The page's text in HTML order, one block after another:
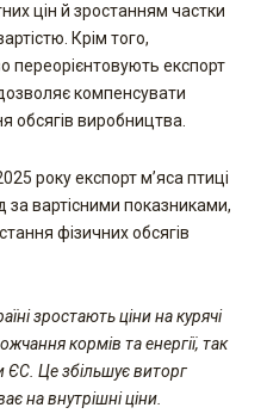
цін й зростанням частки
Крім того,
переорієнтовують експорт
компенсувати
обсягів виробництва.
року експорт м’яса птиці
вартісними показниками,
фізичних обсягів
зростають ціни на курячі
кормів та енергії, так
ЄС. Це збільшує виторг
на внутрішні ціни.